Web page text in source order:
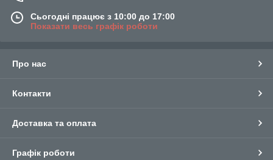
Сьогодні працює з 10:00 до 17:00
Показати весь графік роботи
Про нас
Контакти
Доставка та оплата
Графік роботи